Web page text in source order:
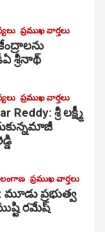
ప్రముఖ వార్తలు
శ్రీనాథ్
ప్రముఖ వార్తలు
Reddy: శ్రీ లక్ష్మీ
ప్రముఖ వార్తలు
మూడు ప్రభుత్వ
రమేష్